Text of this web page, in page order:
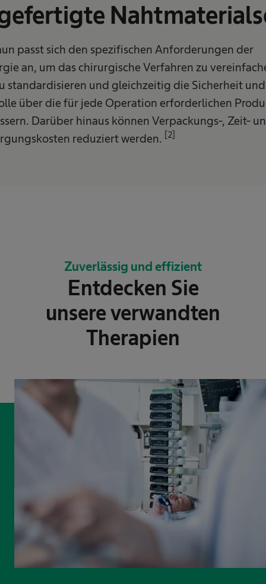
passt sich den spezifischen Anforderungen der
an, um das chirurgische Verfahren zu
standardisieren und gleichzeitig die Sicherheit und
über die für jede Operation erforderlichen
Darüber hinaus können Verpackungs-, Zeit-
reduziert werden. [2]
Zuverlässig und effizient
Entdecken Sie
unsere verwandten
Therapien